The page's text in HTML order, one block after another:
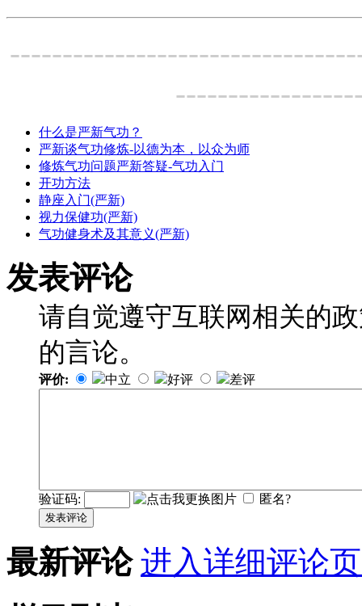
什么是严新气功？
严新谈气功修炼-以德为本，以众为师
修炼气功问题严新答疑-气功入门
开功方法
静座入门(严新)
视力保健功(严新)
气功健身术及其意义(严新)
发表评论
请自觉遵守互联网相关的
的言论。
评价: 中立 好评 差评
验证码: 匿名?
发表评论
最新评论 进入详细评论